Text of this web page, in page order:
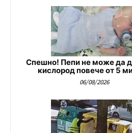
Спешно! Пепи не може да
кислород повече от 5
06/08/2026